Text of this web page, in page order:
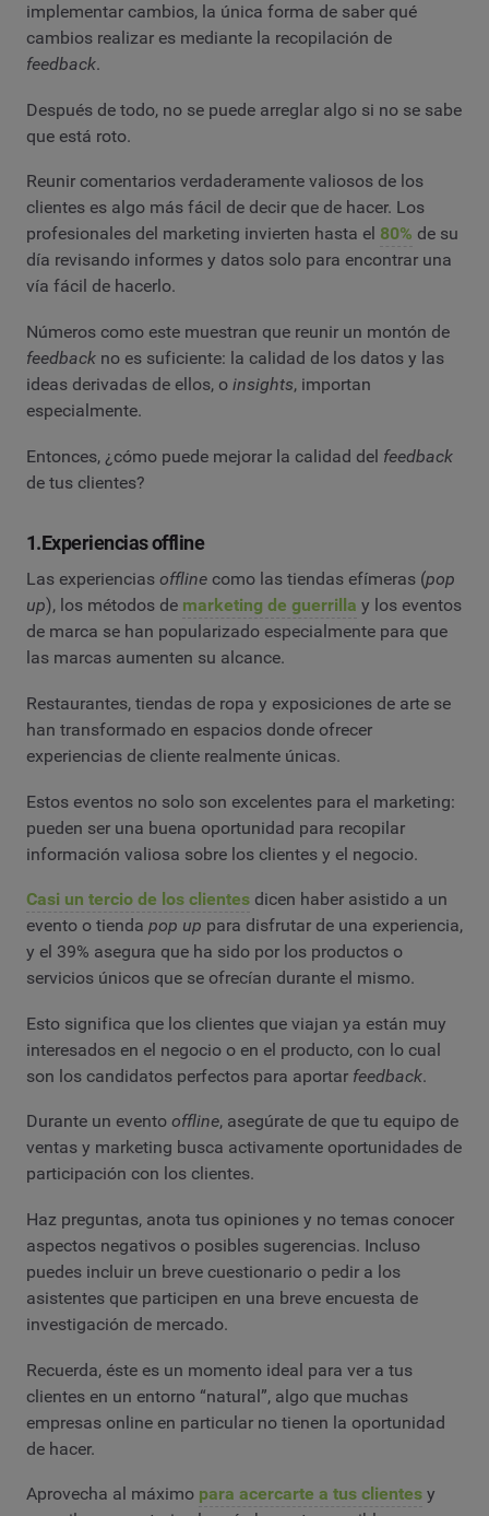
implementar cambios, la única forma de saber qué
cambios realizar es mediante la recopilación de
feedback.
Después de todo, no se puede arreglar algo si no se sabe
que está roto.
Reunir comentarios verdaderamente valiosos de los
clientes es algo más fácil de decir que de hacer. Los
profesionales del marketing invierten hasta el 80% de su
día revisando informes y datos solo para encontrar una
vía fácil de hacerlo.
Números como este muestran que reunir un montón de
feedback no es suficiente: la calidad de los datos y las
ideas derivadas de ellos, o insights, importan
especialmente.
Entonces, ¿cómo puede mejorar la calidad del feedback
de tus clientes?
1.Experiencias offline
Las experiencias offline como las tiendas efímeras (pop
up), los métodos de marketing de guerrilla y los eventos
de marca se han popularizado especialmente para que
las marcas aumenten su alcance.
Restaurantes, tiendas de ropa y exposiciones de arte se
han transformado en espacios donde ofrecer
experiencias de cliente realmente únicas.
Estos eventos no solo son excelentes para el marketing:
pueden ser una buena oportunidad para recopilar
información valiosa sobre los clientes y el negocio.
Casi un tercio de los clientes dicen haber asistido a un
evento o tienda pop up para disfrutar de una experiencia,
y el 39% asegura que ha sido por los productos o
servicios únicos que se ofrecían durante el mismo.
Esto significa que los clientes que viajan ya están muy
interesados ​​en el negocio o en el producto, con lo cual
son los candidatos perfectos para aportar feedback.
Durante un evento offline, asegúrate de que tu equipo de
ventas y marketing busca activamente oportunidades de
participación con los clientes.
Haz preguntas, anota tus opiniones y no temas conocer
aspectos negativos o posibles sugerencias. Incluso
puedes incluir un breve cuestionario o pedir a los
asistentes que participen en una breve encuesta de
investigación de mercado.
Recuerda, éste es un momento ideal para ver a tus
clientes en un entorno “natural”, algo que muchas
empresas online en particular no tienen la oportunidad
de hacer.
Aprovecha al máximo para acercarte a tus clientes y